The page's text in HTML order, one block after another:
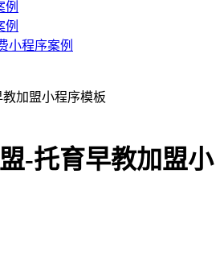
例
例
小程序案例
-托育早教加盟小